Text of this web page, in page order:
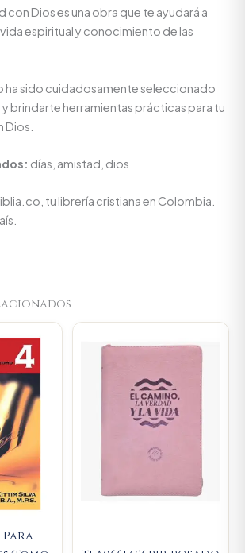
con Dios es una obra que te ayudará a
espiritual y conocimiento de las
ha sido cuidadosamente seleccionado
brindarte herramientas prácticas para tu
Dios.
días, amistad, dios
tu librería cristiana en Colombia.
Para
Current
price
is:
$85.405.
price
Current
is: